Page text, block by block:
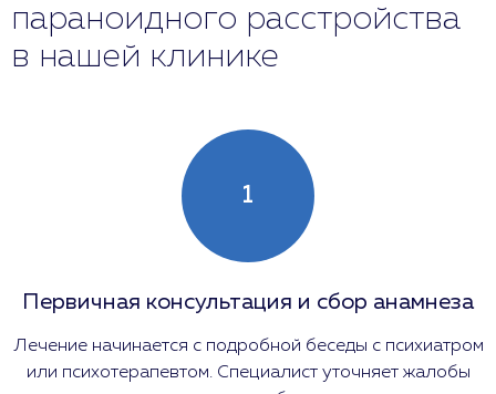
параноидного расстройства
в нашей клинике
1
Первичная консультация и сбор анамнеза
Лечение начинается с подробной беседы с психиатром
или психотерапевтом. Специалист уточняет жалобы